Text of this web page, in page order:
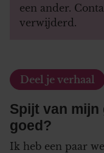
een ander.
verwijderd.
Deel je verhaal
Spijt van mijn
goed?
Ik heb een paar